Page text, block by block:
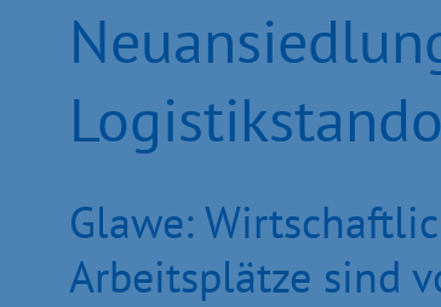
Glawe:
Arbeitsplätze sind